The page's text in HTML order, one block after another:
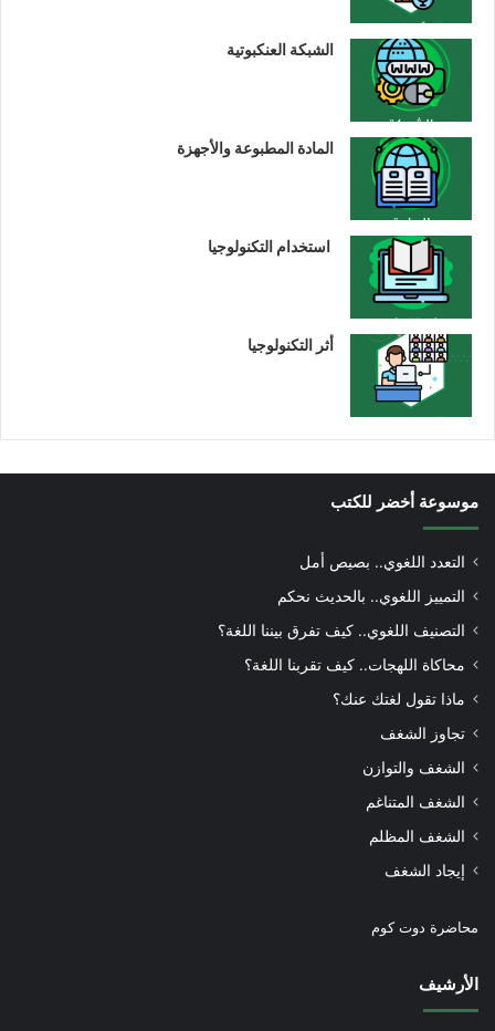
الشبكة العنكبوتية
المادة المطبوعة والأجهزة
استخدام التكنولوجيا
أثر التكنولوجيا
موسوعة أخضر للكتب
التعدد اللغوي.. بصيص أمل
التمييز اللغوي.. بالحديث نحكم
التصنيف اللغوي.. كيف تفرق بيننا اللغة؟
محاكاة اللهجات.. كيف تقربنا اللغة؟
ماذا تقول لغتك عنك؟
تجاوز الشغف
الشغف والتوازن
الشغف المتناغم
الشغف المظلم
إيجاد الشغف
محاضرة دوت كوم
الأرشيف